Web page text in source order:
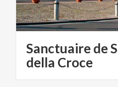
Sanctuaire de
della Croce